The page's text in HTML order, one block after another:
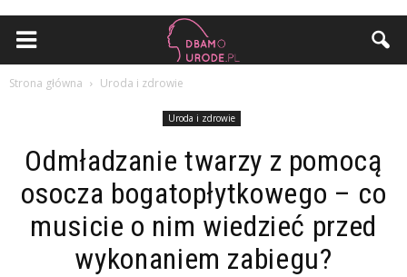
Strona główna Uroda i zdrowie
Uroda i zdrowie
Odmładzanie twarzy z pomocą
osocza bogatopłytkowego – co
musicie o nim wiedzieć przed
wykonaniem zabiegu?